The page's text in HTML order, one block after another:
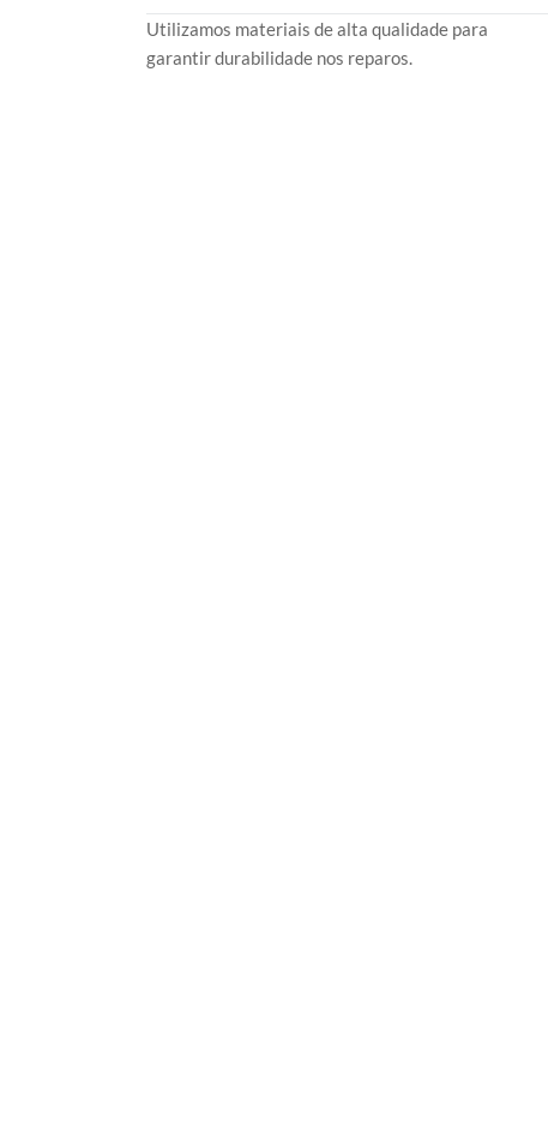
Utilizamos materiais de alta qualidade para
garantir durabilidade nos reparos.